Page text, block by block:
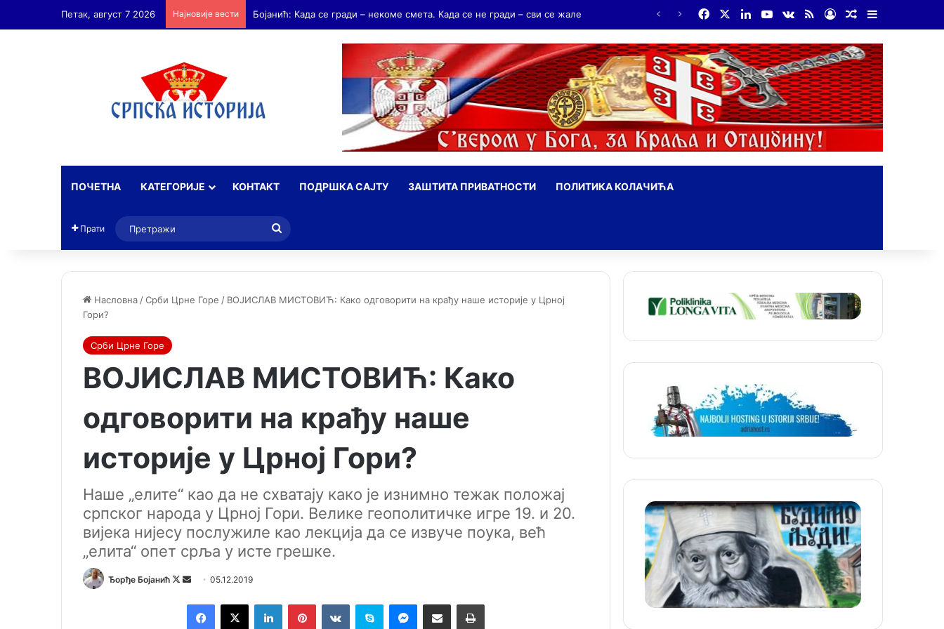
Петак, август 7 2026 Најновије вести Бојанић: Андријаш Мрњавчевић – заборављени брат Краљевића Марка FacebookLinkedInYouTube
vk.com
RSS Log InRandom Article
ПОЧЕТНА КАТЕГОРИЈЕ КОНТАКТ ПОДРШКА САЈТУ ЗАШТИТА ПРИВАТНОСТИ ПОЛИТИКА КОЛАЧИЋА
Прати
Насловна /Срби Црне Горе / ВОЈИСЛАВ МИСТОВИЋ: Како одговорити на крађу наше историје у Црној
Гори?
Срби Црне Горе
ВОЈИСЛАВ МИСТОВИЋ: Како
одговорити на крађу наше
историје у Црној Гори?
Наше „елите“ као да не схватају како је изнимно тежак положај
српског народа у Црној Гори. Велике геополитичке игре 19. и 20.
вијека нијесу послужиле као лекција да се извуче поука, већ
„елита“ опет срља у исте грешке.
Ђорђе Бојанић
F
05.12.2019